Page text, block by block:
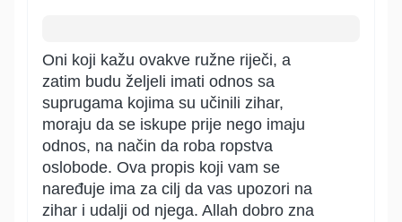
Oni koji kažu ovakve ružne riječi, a
zatim budu željeli imati odnos sa
suprugama kojima su učinili zihar,
moraju da se iskupe prije nego imaju
odnos, na način da roba ropstva
oslobode. Ova propis koji vam se
naređuje ima za cilj da vas upozori na
zihar i udalji od njega. Allah dobro zna